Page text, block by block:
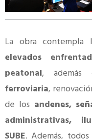
La obra contempla
elevados
peatonal, además
ferroviaria,
de los andenes,
administrativas,